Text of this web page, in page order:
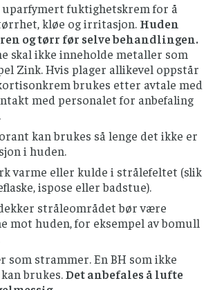
uparfymert fuktighetskrem for å
kløe og irritasjon. Huden
og tørr før selve behandlingen.
skal ikke inneholde metaller som
Zink. Hvis plager allikevel oppstår
brukes etter avtale med
med personalet for anbefaling
kan brukes så lenge det ikke er
i huden.
varme eller kulde i strålefeltet (slik
ispose eller badstue).
stråleområdet bør være
mot huden, for eksempel av bomull
som strammer. En BH som ikke
brukes.Det anbefales å lufte